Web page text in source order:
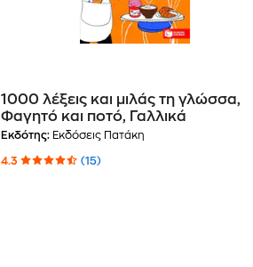
1000 λέξεις και μιλάς τη γλώσσα,
Φαγητό και ποτό, Γαλλικά
Εκδότης: Εκδόσεις Πατάκη
4.3 (15)